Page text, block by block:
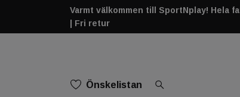
Varmt välkommen till SportNplay! Hela
| Fri retur
Önskelistan